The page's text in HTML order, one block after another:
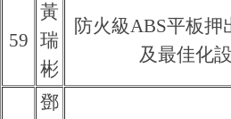
59
黃
瑞
彬
防火級ABS平板押
及最佳化
鄧